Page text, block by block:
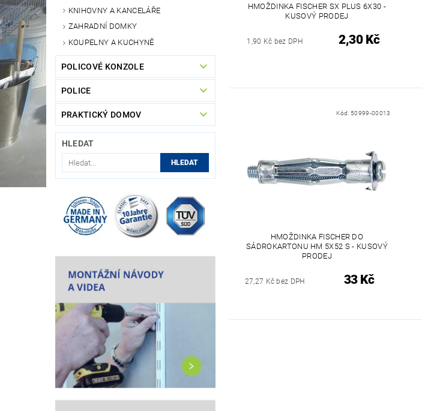
KNIHOVNY A KANCELÁŘE
ZAHRADNÍ DOMKY
KOUPELNY A KUCHYNĚ
POLICOVÉ KONZOLE
POLICE
PRAKTICKÝ DOMOV
HLEDAT
HMOŽDINKA FISCHER SX PLUS 6X30 -
KUSOVÝ PRODEJ
1,90 Kč bez DPH 2,30 Kč
Kód: 50999-00013
HMOŽDINKA FISCHER DO
SÁDROKARTONU HM 5X52 S - KUSOVÝ
PRODEJ
27,27 Kč bez DPH 33 Kč